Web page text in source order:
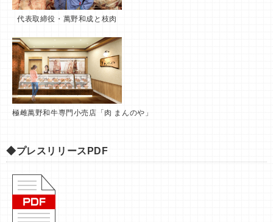
代表取締役・萬野和成と枝肉
極雌萬野和牛専門小売店「肉 まんのや」
◆プレスリリースPDF